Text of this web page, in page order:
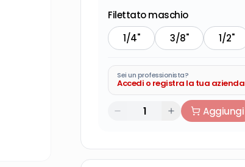
Filettato maschio
1/4" 3/8" 1/2"
Sei un professionista?
Accedi o registra la tua azienda
Aggiungi